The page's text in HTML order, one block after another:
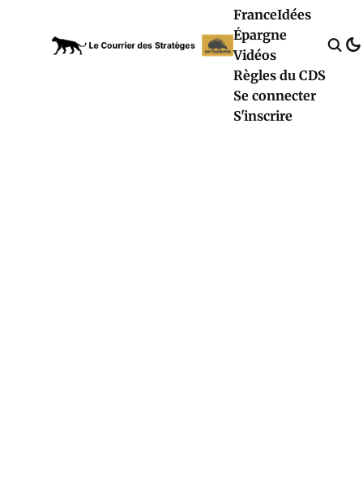
FranceIdées
Épargne
Vidéos
Règles du CDS
Se connecter
S'inscrire